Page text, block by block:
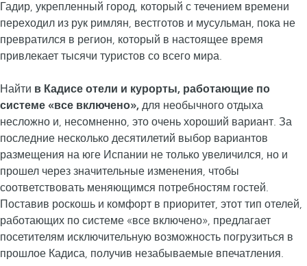
Гадир, укрепленный город, который с течением времени
переходил из рук римлян, вестготов и мусульман, пока не
превратился в регион, который в настоящее время
привлекает тысячи туристов со всего мира.
Найти в Кадисе отели и курорты, работающие по
системе «все включено», для необычного отдыха
несложно и, несомненно, это очень хороший вариант. За
последние несколько десятилетий выбор вариантов
размещения на юге Испании не только увеличился, но и
прошел через значительные изменения, чтобы
соответствовать меняющимся потребностям гостей.
Поставив роскошь и комфорт в приоритет, этот тип отелей,
работающих по системе «все включено», предлагает
посетителям исключительную возможность погрузиться в
прошлое Кадиса, получив незабываемые впечатления.